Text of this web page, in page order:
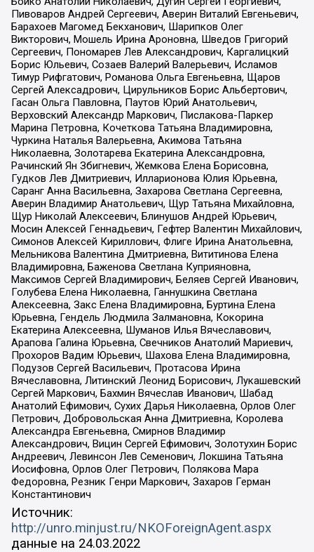
Пивоваров Андрей Сергеевич, Аверин Виталий Евгеньевич,
Барахоев Магомед Бекханович, Шарипков Олег
Викторович, Мошель Ирина Ароновна, Шведов Григорий
Сергеевич, Пономарев Лев Александрович, Каргалицкий
Борис Юльевич, Созаев Валерий Валерьевич, Исламов
Тимур Рифгатович, Романова Ольга Евгеньевна, Щаров
Сергей Алексадрович, Цирульников Борис Альбертович,
Гасан Ольга Павловна, Паутов Юрий Анатольевич,
Верховский Александр Маркович, Пислакова-Паркер
Марина Петровна, Кочеткова Татьяна Владимировна,
Чуркина Наталья Валерьевна, Акимова Татьяна
Николаевна, Золотарева Екатерина Александровна,
Рачинский Ян Збигневич, Жемкова Елена Борисовна,
Гудков Лев Дмитриевич, Илларионова Юлия Юрьевна,
Саранг Анна Васильевна, Захарова Светлана Сергеевна,
Аверин Владимир Анатольевич, Щур Татьяна Михайловна,
Щур Николай Алексеевич, Блинушов Андрей Юрьевич,
Мосин Алексей Геннадьевич, Гефтер Валентин Михайлович,
Симонов Алексей Кириллович, Флиге Ирина Анатольевна,
Мельникова Валентина Дмитриевна, Вититинова Елена
Владимировна, Баженова Светлана Куприяновна,
Максимов Сергей Владимирович, Беляев Сергей Иванович,
Голубева Елена Николаевна, Ганнушкина Светлана
Алексеевна, Закс Елена Владимировна, Буртина Елена
Юрьевна, Гендель Людмила Залмановна, Кокорина
Екатерина Алексеевна, Шуманов Илья Вячеславович,
Арапова Галина Юрьевна, Свечников Анатолий Мариевич,
Прохоров Вадим Юрьевич, Шахова Елена Владимировна,
Подузов Сергей Васильевич, Протасова Ирина
Вячеславовна, Литинский Леонид Борисович, Лукашевский
Сергей Маркович, Бахмин Вячеслав Иванович, Шабад
Анатолий Ефимович, Сухих Дарья Николаевна, Орлов Олег
Петрович, Добровольская Анна Дмитриевна, Королева
Александра Евгеньевна, Смирнов Владимир
Александрович, Вицин Сергей Ефимович, Золотухин Борис
Андреевич, Левинсон Лев Семенович, Локшина Татьяна
Иосифовна, Орлов Олег Петрович, Полякова Мара
Федоровна, Резник Генри Маркович, Захаров Герман
Константинович
Источник:
http://unro.minjust.ru/NKOForeignAgent.aspx
данные на 24.03.2022